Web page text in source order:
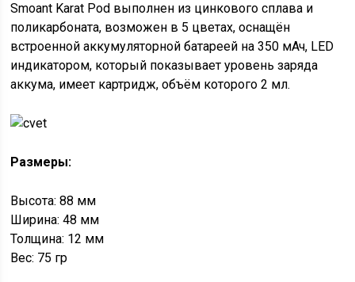
Smoant Karat Pod выполнен из цинкового сплава и
поликарбоната, возможен в 5 цветах, оснащён
встроенной аккумуляторной батареей на 350 мАч, LED
индикатором, который показывает уровень заряда
аккума, имеет картридж, объём которого 2 мл.
Размеры:
Высота: 88 мм
Ширина: 48 мм
Толщина: 12 мм
Вес: 75 гр